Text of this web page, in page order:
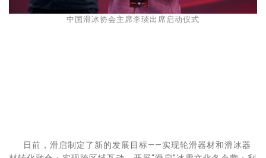
中国滑冰协会主席李琰出席启动仪式
日前，滑启制定了新的发展目标——实现轮滑器材和滑冰器